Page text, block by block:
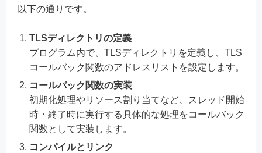
以下の通りです。
TLSディレクトリの定義
プログラム内で、TLSディレクトリを定義し、TLS
コールバック関数のアドレスリストを設定します。
コールバック関数の実装
初期化処理やリソース割り当てなど、スレッド開始
時・終了時に実行する具体的な処理をコールバック
関数として実装します。
コンパイルとリンク